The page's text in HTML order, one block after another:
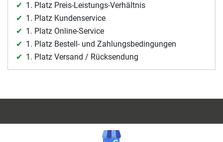
1. Platz Preis-Leistungs-Verhältnis
1. Platz Kundenservice
1. Platz Online-Service
1. Platz Bestell- und Zahlungsbedingungen
1. Platz Versand / Rücksendung